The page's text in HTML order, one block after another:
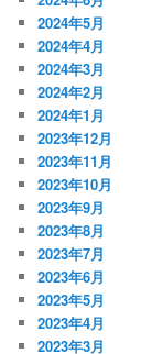
2024年5月
2024年4月
2024年3月
2024年2月
2024年1月
2023年12月
2023年11月
2023年10月
2023年9月
2023年8月
2023年7月
2023年6月
2023年5月
2023年4月
2023年3月